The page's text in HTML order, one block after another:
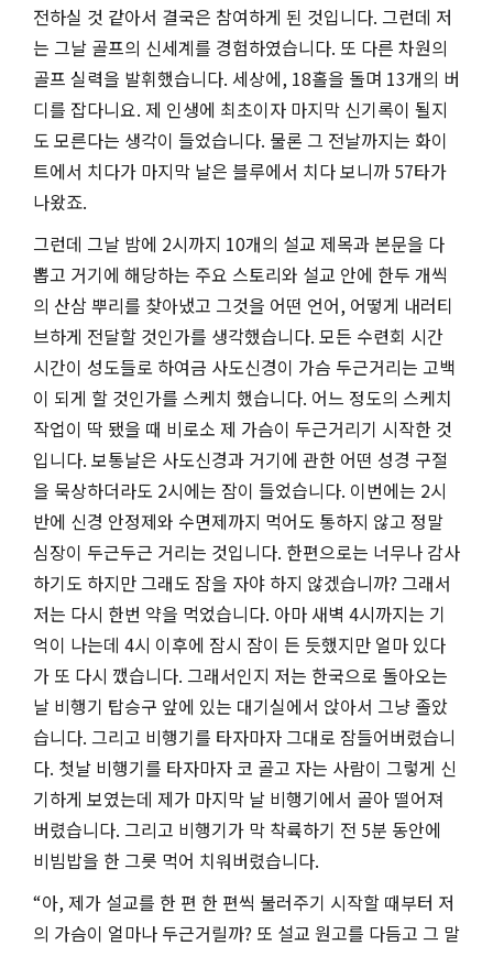
전하실 것 같아서 결국은 참여하게 된 것입니다. 그런데 저
는 그날 골프의 신세계를 경험하였습니다. 또 다른 차원의
골프 실력을 발휘했습니다. 세상에, 18홀을 돌며 13개의 버
디를 잡다니요. 제 인생에 최초이자 마지막 신기록이 될지
도 모른다는 생각이 들었습니다. 물론 그 전날까지는 화이
트에서 치다가 마지막 날은 블루에서 치다 보니까 57타가
나왔죠.
그런데 그날 밤에 2시까지 10개의 설교 제목과 본문을 다
뽑고 거기에 해당하는 주요 스토리와 설교 안에 한두 개씩
의 산삼 뿌리를 찾아냈고 그것을 어떤 언어, 어떻게 내러티
브하게 전달할 것인가를 생각했습니다. 모든 수련회 시간
시간이 성도들로 하여금 사도신경이 가슴 두근거리는 고백
이 되게 할 것인가를 스케치 했습니다. 어느 정도의 스케치
작업이 딱 됐을 때 비로소 제 가슴이 두근거리기 시작한 것
입니다. 보통날은 사도신경과 거기에 관한 어떤 성경 구절
을 묵상하더라도 2시에는 잠이 들었습니다. 이번에는 2시
반에 신경 안정제와 수면제까지 먹어도 통하지 않고 정말
심장이 두근두근 거리는 것입니다. 한편으로는 너무나 감사
하기도 하지만 그래도 잠을 자야 하지 않겠습니까? 그래서
저는 다시 한번 약을 먹었습니다. 아마 새벽 4시까지는 기
억이 나는데 4시 이후에 잠시 잠이 든 듯했지만 얼마 있다
가 또 다시 깼습니다. 그래서인지 저는 한국으로 돌아오는
날 비행기 탑승구 앞에 있는 대기실에서 앉아서 그냥 졸았
습니다. 그리고 비행기를 타자마자 그대로 잠들어버렸습니
다. 첫날 비행기를 타자마자 코 골고 자는 사람이 그렇게 신
기하게 보였는데 제가 마지막 날 비행기에서 골아 떨어져
버렸습니다. 그리고 비행기가 막 착륙하기 전 5분 동안에
비빔밥을 한 그릇 먹어 치워버렸습니다.
“아,제가 설교를 한 편 한 편씩 불러주기 시작할 때부터 저
의 가슴이 얼마나 두근거릴까? 또 설교 원고를 다듬고 그 말